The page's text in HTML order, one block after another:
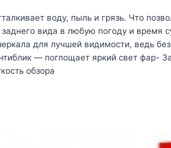
воду, пыль и грязь. Что
вида в любую погоду и время
для лучшей видимости, ведь
— поглощает яркий свет фар-
обзора